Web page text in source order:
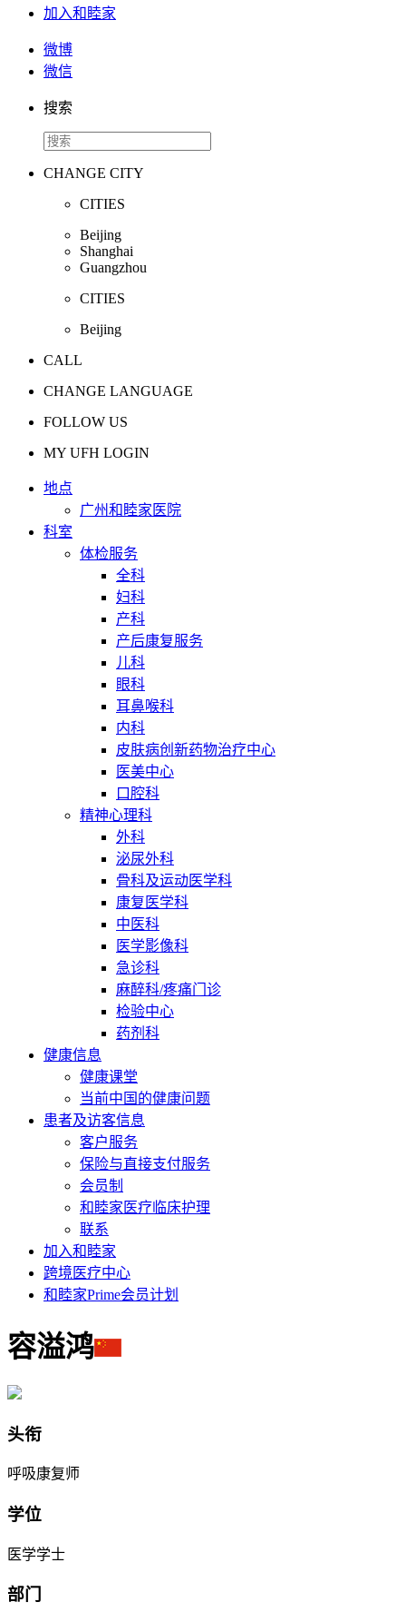
加入和睦家
微博
微信
搜索
CHANGE CITY
CITIES
Beijing
Shanghai
Guangzhou
CITIES
Beijing
CALL
CHANGE LANGUAGE
FOLLOW US
MY UFH LOGIN
地点
广州和睦家医院
科室
体检服务
全科
妇科
产科
产后康复服务
儿科
眼科
耳鼻喉科
内科
皮肤病创新药物治疗中心
医美中心
口腔科
精神心理科
外科
泌尿外科
骨科及运动医学科
康复医学科
中医科
医学影像科
急诊科
麻醉科/疼痛门诊
检验中心
药剂科
健康信息
健康课堂
当前中国的健康问题
患者及访客信息
客户服务
保险与直接支付服务
会员制
和睦家医疗临床护理
联系
加入和睦家
跨境医疗中心
和睦家Prime会员计划
容溢鸿
头衔
呼吸康复师
学位
医学学士
部门